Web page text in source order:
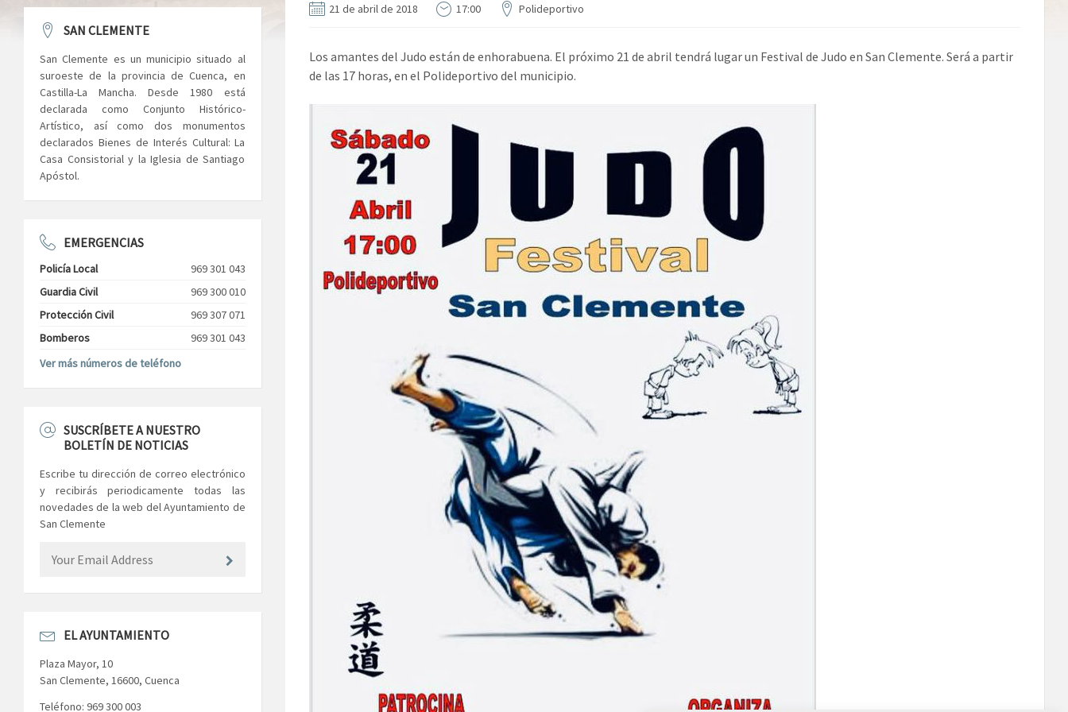
21 de abril de 2018 17:00 Polideportivo
Los amantes del Judo están de enhorabuena. El próximo 21 de abril tendrá lugar un Festival de Judo en San Clemente. Será a partir
de las 17 horas, en el Polideportivo del municipio.
SAN CLEMENTE
San Clemente es un municipio situado al
suroeste de la provincia de Cuenca, en
Castilla-La Mancha. Desde 1980 está
declarada como Conjunto Histórico-
Artístico, así como dos monumentos
declarados Bienes de Interés Cultural: La
Casa Consistorial y la Iglesia de Santiago
Apóstol.
EMERGENCIAS
Policía Local
969 301 043
Guardia Civil
969 300 010
Protección Civil
969 307 071
Bomberos
969 301 043
Ver más números de teléfono
SUSCRÍBETE A NUESTRO
BOLETÍN DE NOTICIAS
Escribe tu dirección de correo electrónico
y recibirás periodicamente todas las
novedades de la web del Ayuntamiento de
San Clemente
EL AYUNTAMIENTO
Plaza Mayor, 10
San Clemente, 16600, Cuenca
Teléfono: 969 300 003